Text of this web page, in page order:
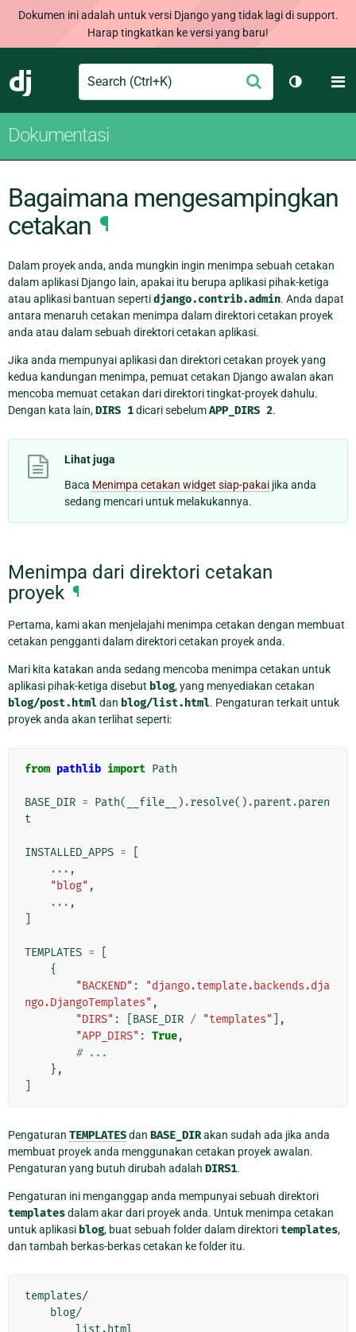
Dokumen ini adalah untuk versi Django yang tidak lagi di support.
Harap tingkatkan ke versi yang baru!
Django
Search Ajukan
Ganti
Dokumentasi
Bagaimana mengesampingkan
cetakan ¶
Dalam proyek anda, anda mungkin ingin menimpa sebuah cetakan
dalam aplikasi Django lain, apakai itu berupa aplikasi pihak-ketiga
atau aplikasi bantuan sepertidjango.contrib.admin. Anda dapat
antara menaruh cetakan menimpa dalam direktori cetakan proyek
anda atau dalam sebuah direktori cetakan aplikasi.
Jika anda mempunyai aplikasi dan direktori cetakan proyek yang
kedua kandungan menimpa, pemuat cetakan Django awalan akan
mencoba memuat cetakan dari direktori tingkat-proyek dahulu.
Dengan kata lain,DIRS 1dicari sebelumAPP_DIRS 2.
Lihat juga
Baca Menimpa cetakan widget siap-pakai jika anda
sedang mencari untuk melakukannya.
Menimpa dari direktori cetakan
proyek ¶
Pertama, kami akan menjelajahi menimpa cetakan dengan membuat
cetakan pengganti dalam direktori cetakan proyek anda.
Mari kita katakan anda sedang mencoba menimpa cetakan untuk
aplikasi pihak-ketiga disebut blog, yang menyediakan cetakan
blog/post.htmldan blog/list.html. Pengaturan terkait untuk
proyek anda akan terlihat seperti:
from pathlib import Path
BASE_DIR = Path( __file__ ) .resolve() .parent .paren
t
INSTALLED_APPS =
... ,
"blog" ,
... ,
TEMPLATES =
{
"BACKEND" :
"django.template.backends.dja
ngo.DjangoTemplates" ,
"DIRS" : BASE_DIR / "templates"
],
"APP_DIRS" : True,
# ...
},
Pengaturan TEMPLATESdan BASE_DIRakan sudah ada jika anda
membuat proyek anda menggunakan cetakan proyek awalan.
Pengaturan yang butuh dirubah adalah DIRS1.
Pengaturan ini menganggap anda mempunyai sebuah direktori
templatesdalam akar dari proyek anda. Untuk menimpa cetakan
untuk aplikasi blog, buat sebuah folder dalam direktoritemplates,
dan tambah berkas-berkas cetakan ke folder itu.
templates/